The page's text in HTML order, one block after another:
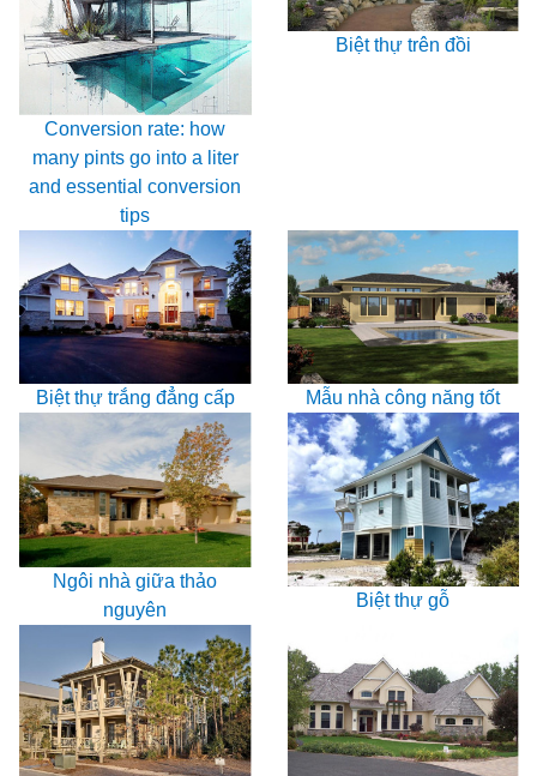
Conversion rate: how
many pints go into a liter
and essential conversion
tips
Biệt thự trên đồi
Biệt thự trắng đẳng cấp Mẫu nhà công năng tốt
Ngôi nhà giữa thảo
nguyên
Biệt thự gỗ